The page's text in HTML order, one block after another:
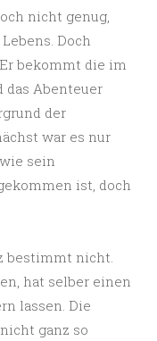
nicht genug,
Doch
bekommt die im
das Abenteuer
der
war es nur
sein
ist, doch
bestimmt nicht.
hat selber einen
lassen. Die
ganz so